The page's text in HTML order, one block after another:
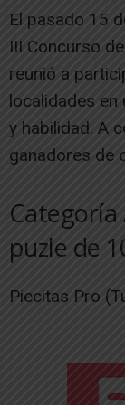
El pasado 15
III Concurso
reunió a
localidades en
y habilidad. A
ganadores de
Categoría
puzle de
Piecitas Pro